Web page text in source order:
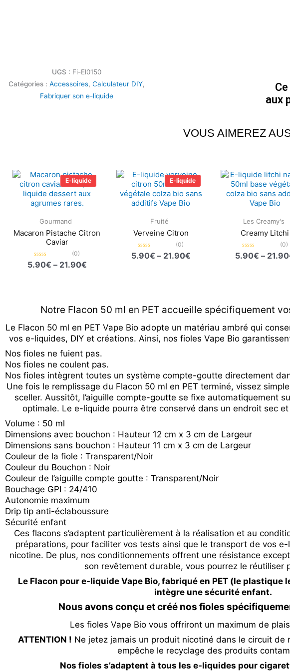
UGS : Fi-El0150
Catégories :Accessoires,Calculateur DIY,
Fabriquer son e-liquide
aux
VOUS AIMEREZ
E-liquide
Gourmand
Macaron Pistache Citron
Caviar
Note
0
(0)
5.90€ – 21.90€
de
prix :
5.90€
à
21.90€
E-liquide
Fruité
Verveine Citron
Note
0
(0)
5.90€ – 21.90€
de
prix :
5.90€
à
21.90€
Les Creamy's
Creamy Litchi
Note
0
(0)
5.90€ – 21.90
de
prix :
5.90€
à
21.90€
Notre Flacon 50 ml en PET accueille spécifiquement
Le Flacon 50 ml en PET Vape Bio adopte un matériau ambré qui
vos e-liquides, DIY et créations. Ainsi, nos fioles Vape Bio
Nos fioles ne fuient pas.
Nos fioles ne coulent pas.
Nos fioles intègrent toutes un système compte-goutte directement
Une fois le remplissage du Flacon 50 ml en PET terminé, vissez
sceller. Aussitôt, l’aiguille compte-goutte se fixe automatiquement
optimale. Le e-liquide pourra être conservé dans un endroit sec et
Volume : 50 ml
Dimensions avec bouchon : Hauteur 12 cm x 3 cm de Largeur
Dimensions sans bouchon : Hauteur 11 cm x 3 cm de Largeur
Couleur de la fiole : Transparent/Noir
Couleur du Bouchon : Noir
Couleur de l’aiguille compte goutte : Transparent/Noir
Bouchage GPI : 24/410
Autonomie maximum
Drip tip anti-éclaboussure
Sécurité enfant
Ces flacons s’adaptent particulièrement à la réalisation et au
préparations, pour faciliter vos tests ainsi que le transport de vos
nicotine. De plus, nos conditionnements offrent une résistance
son revêtement durable, vous pourrez le réutiliser
Le Flacon pour e-liquide Vape Bio, fabriqué en PET (le plastique
intègre une sécurité enfant.
Nous avons conçu et créé nos fioles
Les fioles Vape Bio vous offriront un maximum de
ATTENTION ! Ne jetez jamais un produit nicotiné dans le circuit de
empêche le recyclage des produits
Nos fioles s’adaptent à tous les e-liquides pour